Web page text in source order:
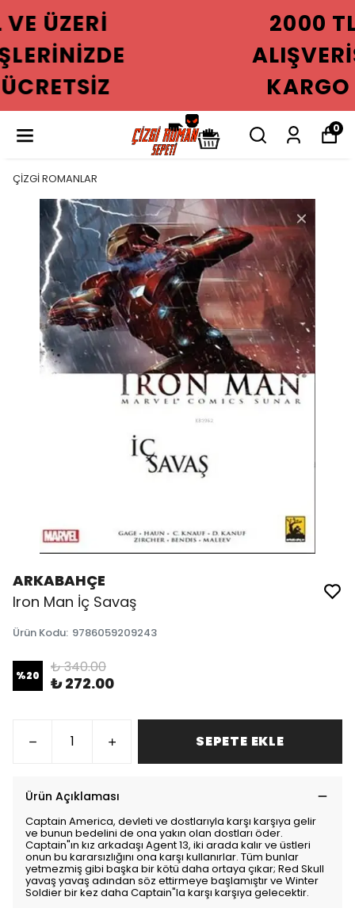
2000 TL VE ÜZERI
ALIŞVERIŞLERINIZDE
KARGO ÜCRETSIZ
0
ÇİZGİ ROMANLAR
ARKABAHÇE
Iron Man İç Savaş
Ürün Kodu: 9786059209243
%20 ₺ 340.00
₺ 272.00
SEPETE EKLE
Ürün Açıklaması
Captain America, devleti ve dostlarıyla karşı karşıya gelir
ve bunun bedelini de ona yakın olan dostları öder.
Captain"ın kız arkadaşı Agent 13, iki arada kalır ve üstleri
onun bu kararsızlığını ona karşı kullanırlar. Tüm bunlar
yetmezmiş gibi başka bir kötü daha ortaya çıkar; Red Skull
yavaş yavaş adından söz ettirmeye başlamıştır ve Winter
Soldier bir kez daha Captain"la karşı karşıya gelecektir.